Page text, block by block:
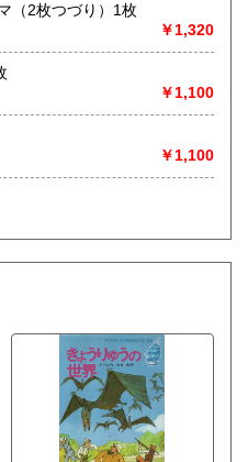
工芸、外国文学、趣味、サ
）
（2枚つづり）1枚
￥1,320
￥1,100
￥1,100